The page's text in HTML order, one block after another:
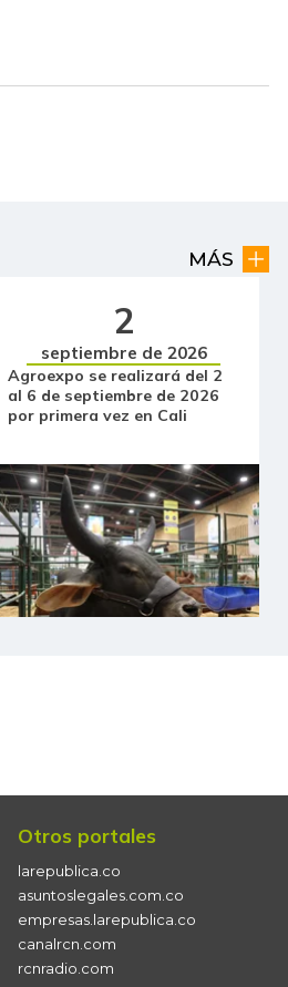
-27,42%
+$ 66,00 +1,05%
-$ 333,00 -1,03%
- -
-$ 56,00 -3,95%
-$ 392,00 -7,23%
-
-$ 180,00
-$ 160,00 -9,89%
+$ 111,00
MÁS
2
septiembre de 2026
Agroexpo se realizará del 2
al 6 de septiembre de 2026
por primera vez en Cali
Otros portales
larepublica.co
asuntoslegales.com.co
empresas.larepublica.co
canalrcn.com
rcnradio.com